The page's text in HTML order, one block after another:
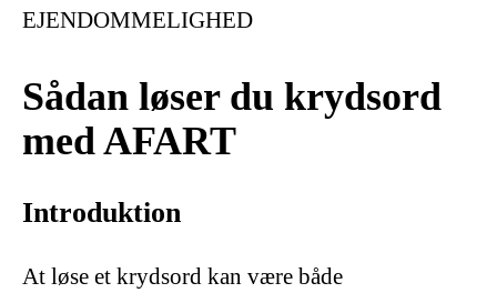
EJENDOMMELIGHED
Sådan løser du krydsord
med AFART
Introduktion
At løse et krydsord kan være både